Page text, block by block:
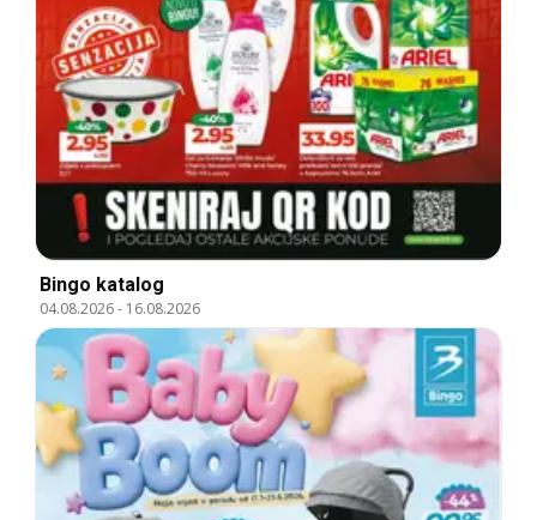
Bingo katalog
04.08.2026- 16.08.2026